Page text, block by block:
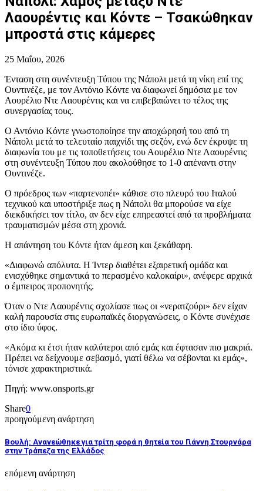
Λαουρέντις και Κόντε – Τσακώθηκαν
μπροστά στις κάμερες
25 Μαΐου, 2026
Ένταση στη συνέντευξη Τύπου της Νάπολι μετά τη νίκη επί της
Ουντινέζε, με τον Αντόνιο Κόντε να διαφωνεί δημόσια με τον
Αουρέλιο Ντε Λαουρέντις και να επιβεβαιώνει το τέλος της
συνεργασίας τους.
Ο Αντόνιο Κόντε γνωστοποίησε την αποχώρησή του από τη
Νάπολι μετά το τελευταίο παιχνίδι της σεζόν, ενώ δεν έκρυψε τη
διαφωνία του με τις τοποθετήσεις του Αουρέλιο Ντε Λαουρέντις
στη συνέντευξη Τύπου που ακολούθησε το 1-0 απέναντι στην
Ουντινέζε.
Ο πρόεδρος των «παρτενοπέι» κάθισε στο πλευρό του Ιταλού
τεχνικού και υποστήριξε πως η Νάπολι θα μπορούσε να είχε
διεκδικήσει τον τίτλο, αν δεν είχε επηρεαστεί από τα προβλήματα
τραυματισμών μέσα στη χρονιά.
Η απάντηση του Κόντε ήταν άμεση και ξεκάθαρη.
«Διαφωνώ απόλυτα. Η Ίντερ διαθέτει εξαιρετική ομάδα και
ενισχύθηκε σημαντικά το περασμένο καλοκαίρι», ανέφερε αρχικά
ο έμπειρος προπονητής.
Όταν ο Ντε Λαουρέντις σχολίασε πως οι «νερατζούρι» δεν είχαν
καλή παρουσία στις ευρωπαϊκές διοργανώσεις, ο Κόντε συνέχισε
στο ίδιο ύφος.
«Ακόμα κι έτσι ήταν καλύτεροι από εμάς και έφτασαν πιο μακριά.
Πρέπει να δείχνουμε σεβασμό, γιατί θέλω να σέβονται κι εμάς»,
τόνισε χαρακτηριστικά.
Πηγή: www.onsports.gr
Share0
προηγούμενη ανάρτηση
Βουλή: Ανανεώθηκε για τρίτη φορά η θητεία του Γιάννη Στουρνάρα
στην Τράπεζα της Ελλάδος
επόμενη ανάρτηση